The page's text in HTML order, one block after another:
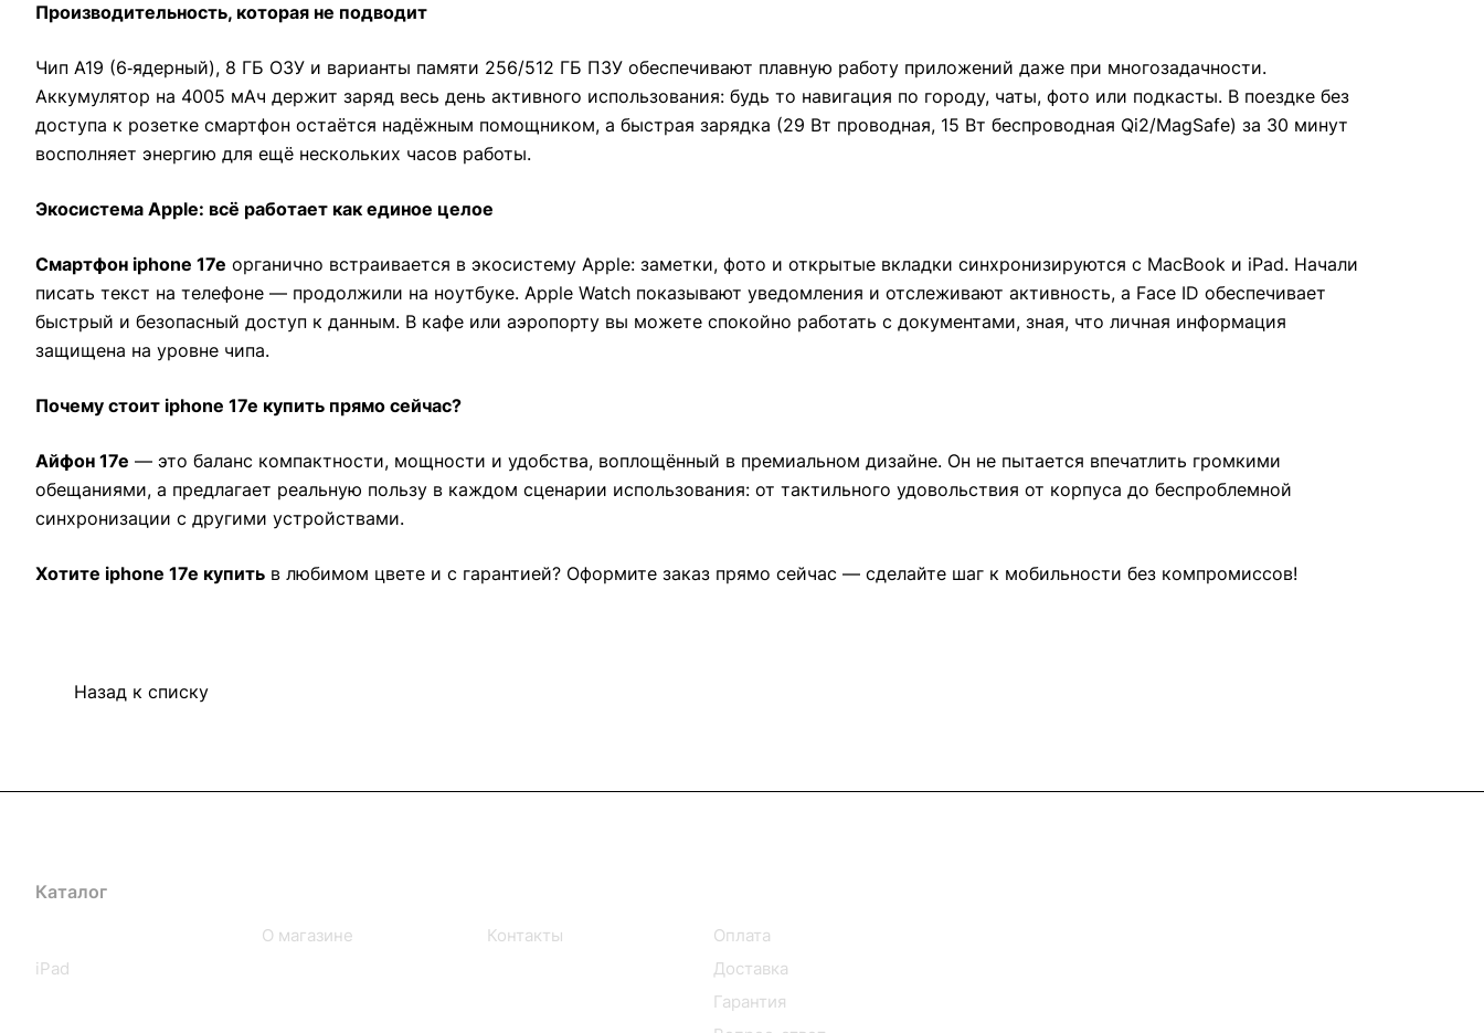
Производительность, которая не подводит
Чип A19 (6‑ядерный), 8 ГБ ОЗУ и варианты памяти 256/512 ГБ ПЗУ обеспечивают плавную работу приложений даже при многозадачности.
Аккумулятор на 4005 мАч держит заряд весь день активного использования: будь то навигация по городу, чаты, фото или подкасты. В поездке без
доступа к розетке смартфон остаётся надёжным помощником, а быстрая зарядка (29 Вт проводная, 15 Вт беспроводная Qi2/MagSafe) за 30 минут
восполняет энергию для ещё нескольких часов работы.
Экосистема Apple: всё работает как единое целое
Смартфон iphone 17e органично встраивается в экосистему Apple: заметки, фото и открытые вкладки синхронизируются с MacBook и iPad. Начали
писать текст на телефоне — продолжили на ноутбуке. Apple Watch показывают уведомления и отслеживают активность, а Face ID обеспечивает
быстрый и безопасный доступ к данным. В кафе или аэропорту вы можете спокойно работать с документами, зная, что личная информация
защищена на уровне чипа.
Почему стоит iphone 17e купить прямо сейчас?
Айфон 17е — это баланс компактности, мощности и удобства, воплощённый в премиальном дизайне. Он не пытается впечатлить громкими
обещаниями, а предлагает реальную пользу в каждом сценарии использования: от тактильного удовольствия от корпуса до беспроблемной
синхронизации с другими устройствами.
Хотите iphone 17e купить в любимом цвете и с гарантией? Оформите заказ прямо сейчас — сделайте шаг к мобильности без компромиссов!
Назад к списку
Каталог
iPad
О магазине Контакты
Оплата
Доставка
Гарантия